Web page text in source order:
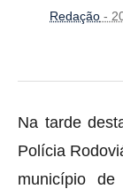
Redação -
Na tarde
Polícia
município